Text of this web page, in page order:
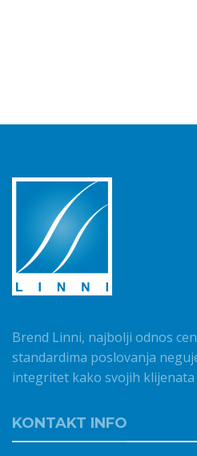
Brend Linni, najbolji odnos
standardima poslovanja
integritet kako svojih
KONTAKT INFO